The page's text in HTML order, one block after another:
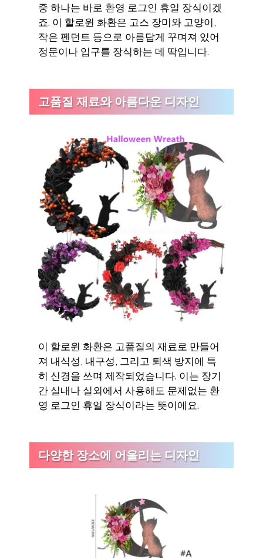
중 하나는 바로 환영 로그인 휴일 장식이겠
죠. 이 할로윈 화환은 고스 장미와 고양이,
작은 펜던트 등으로 아름답게 꾸며져 있어
정문이나 입구를 장식하는 데 딱입니다.
고품질 재료와 아름다운 디자인
이 할로윈 화환은 고품질의 재료로 만들어
져 내식성, 내구성, 그리고 퇴색 방지에 특
히 신경을 쓰며 제작되었습니다. 이는 장기
간 실내나 실외에서 사용해도 문제없는 환
영 로그인 휴일 장식이라는 뜻이에요.
다양한 장소에 어울리는 디자인